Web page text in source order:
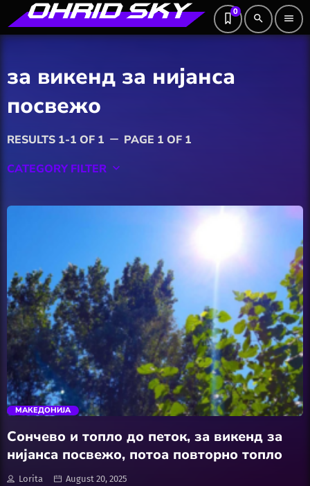
0
search menu
за викенд за нијанса
посвежо
RESULTS 1-1 OF 1 remove PAGE 1 OF 1
CATEGORY FILTER keyboard_arrow_down
Software
Wellness
АвтоКлуб
Балкан
trending_flat
МАКЕДОНИЈА
Сончево и топло до петок, за викенд за
нијанса посвежо, потоа повторно топло
Lorita August 20, 2025